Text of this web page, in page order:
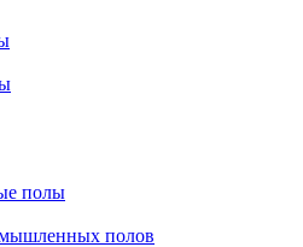
полы
полов